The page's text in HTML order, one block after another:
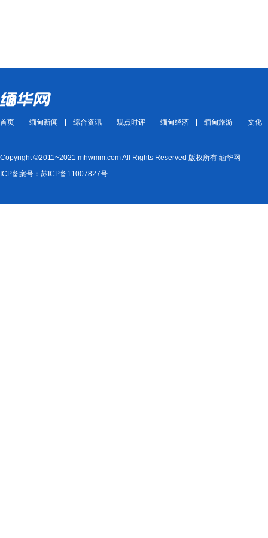
首页 缅甸新闻 综合资讯 观点时评 缅甸经济 缅甸旅游 文化
Copyright ©2011~2021 mhwmm.com All Rights Reserved 版权所有 缅华网
ICP备案号：苏ICP备11007827号